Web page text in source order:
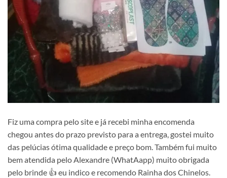
Fiz uma compra pelo site e já recebi minha encomenda
chegou antes do prazo previsto para a entrega, gostei muito
das pelúcias ótima qualidade e preço bom. Também fui muito
bem atendida pelo Alexandre (WhatAapp) muito obrigada
pelo brinde 👍 eu indico e recomendo Rainha dos Chinelos.